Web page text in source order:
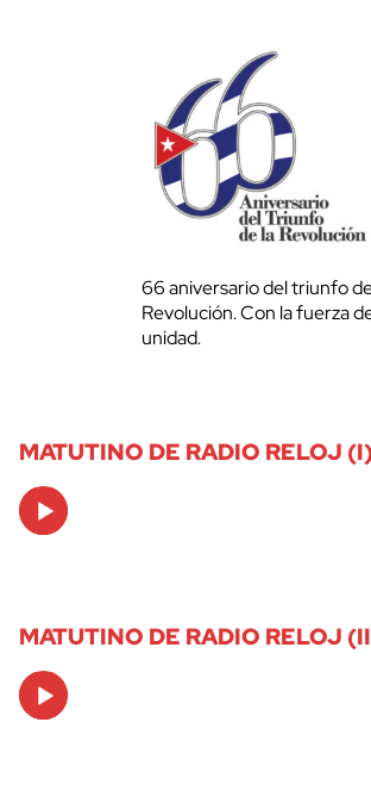
66 aniversario del triunfo
Revolución. Con la fuerza
unidad.
MATUTINO DE RADIO RELOJ (I)
Audio
Player
MATUTINO DE RADIO RELOJ
Audio
Player